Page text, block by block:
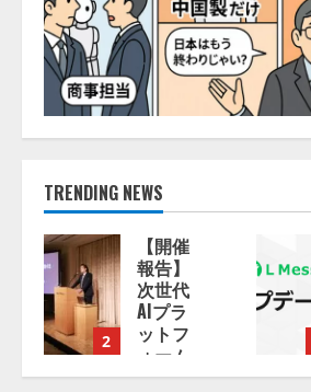
TRENDING NEWS
3
lmessage、
MCP接
続機能
を強化
し、AI
から設
定操作